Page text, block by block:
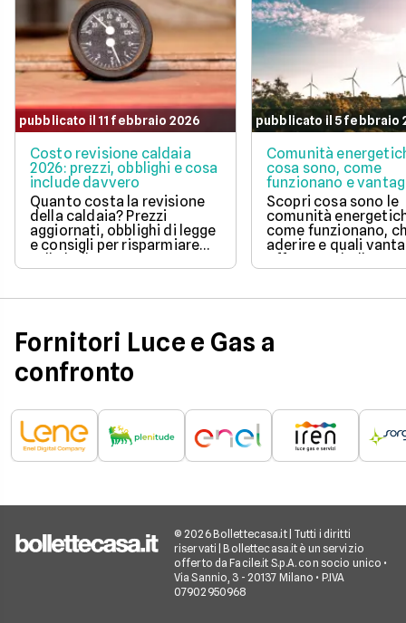
pubblicato il 11 febbraio 2026
Costo revisione caldaia
2026: prezzi, obblighi e cosa
include davvero
Quanto costa la revisione
della caldaia? Prezzi
aggiornati, obblighi di legge
e consigli per risparmiare
sulla bolletta gas.
pubblicato il 5 febbraio
Comunità
cosa sono, come
funzionano e
Scopri cosa sono le
comunità
come funzionano,
aderire e quali
offrono su bolletta e
sostenibilità.
Fornitori Luce e Gas a
confronto
© 2026 Bollettecasa.it | Tutti i diritti
riservati | Bollettecasa.it è un servizio
offerto da Facile.it S.p.A. con socio unico •
Via Sannio, 3 - 20137 Milano • P.IVA
07902950968